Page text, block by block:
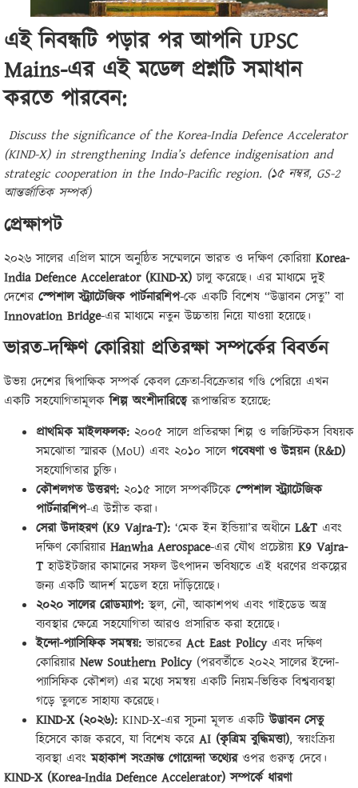
এই নিবন্ধটি পড়ার পর আপনিUPSC
Mains-এর এই মডেল প্রশ্নটি সমাধান
করতে পারবেন:
Discuss the significance of the Korea-India Defence Accelerator
(KIND-X) in strengthening India’s defence indigenisation and
strategic cooperation in the Indo-Pacific region. (১৫ নম্বর, GS-2
আন্তর্জাতিক সম্পর্ক)
প্রেক্ষাপট
২০২৬ সালের এপ্রিল মাসে অনুষ্ঠিত সম্মেলনে ভারত ও দক্ষিণ কোরিয়া Korea-
India Defence Accelerator (KIND-X) চালু করেছে। এর মাধ্যমে দুই
দেশের স্পেশাল স্ট্র্যাটেজিক পার্টনারশিপ-কে একটি বিশেষ “উদ্ভাবন সেতু” বা
Innovation Bridge-এর মাধ্যমে নতুন উচ্চতায় নিয়ে যাওয়া হয়েছে।
ভারত-দক্ষিণ কোরিয়া প্রতিরক্ষা সম্পর্কের বিবর্তন
উভয় দেশের দ্বিপাক্ষিক সম্পর্ক কেবল ক্রেতা-বিক্রেতার গণ্ডি পেরিয়ে এখন
একটি সহযোগিতামূলকশিল্প অংশীদারিত্বেরূপান্তরিত হয়েছে:
প্রাথমিক মাইলফলক: ২০০৫ সালে প্রতিরক্ষা শিল্প ও লজিস্টিকস বিষয়ক
সমঝোতা স্মারক (MoU) এবং ২০১০ সালে গবেষণা ও উন্নয়ন (R&D)
সহযোগিতার চুক্তি।
কৌশলগত উত্তরণ: ২০১৫ সালে সম্পর্কটিকে স্পেশাল স্ট্র্যাটেজিক
পার্টনারশিপ-এ উন্নীত করা।
সেরা উদাহরণ (K9 Vajra-T): ‘মেক ইন ইন্ডিয়া’র অধীনে L&T এবং
দক্ষিণ কোরিয়ার Hanwha Aerospace-এর যৌথ প্রচেষ্টায় K9 Vajra-
T হাউইটজার কামানের সফল উৎপাদন ভবিষ্যতে এই ধরণের প্রকল্পের
জন্য একটি আদর্শ মডেল হয়ে দাঁড়িয়েছে।
২০২০ সালের রোডম্যাপ: স্থল, নৌ, আকাশপথ এবং গাইডেড অস্ত্র
ব্যবস্থার ক্ষেত্রে সহযোগিতা আরও প্রসারিত করা হয়েছে।
ইন্দো-প্যাসিফিক সমন্বয়: ভারতের Act East Policyএবং দক্ষিণ
কোরিয়ার New Southern Policy(পরবর্তীতে ২০২২ সালের ইন্দো-
প্যাসিফিক কৌশল) এর মধ্যে সমন্বয় একটি নিয়ম-ভিত্তিক বিশ্বব্যবস্থা
গড়ে তুলতে সাহায্য করেছে।
KIND-X (২০২৬): KIND-X-এর সূচনা মূলত একটিউদ্ভাবন সেতু
হিসেবে কাজ করবে, যা বিশেষ করে AI (কৃত্রিম বুদ্ধিমত্তা), স্বয়ংক্রিয়
ব্যবস্থা এবংমহাকাশ সংক্রান্ত গোয়েন্দা তথ্যেরওপর গুরুত্ব দেবে।
KIND-X (Korea-India Defence Accelerator)সম্পর্কে ধারণা